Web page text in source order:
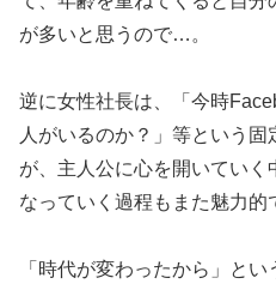
が多いと思うので…。
逆に女性社長は、「今時
人がいるのか？」等という
が、主人公に心を開いていく
なっていく過程もまた魅力的
「時代が変わったから」と